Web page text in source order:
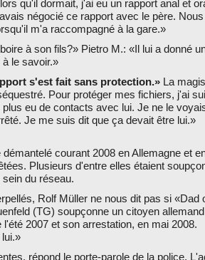
qu'il dormait, j'ai eu un rapport anal et
négocié ce rapport avec le père.
m'a raccompagné à la gare.»
à son fils?» Pietro M.: «Il lui a donné
le savoir.»
s'est fait sans protection.» La
Pour protéger mes fichiers, j'ai
eu de contacts avec lui. Je ne le
Je me suis dit que ça devait être lui.»
courant 2008 en Allemagne et
Plusieurs d'entre elles étaient
du réseau.
Rolf Müller ne nous dit pas si «Dad
(TG) soupçonne un citoyen allemand
2007 et son arrestation, en mai 2008.
répond le porte-parole de la police.